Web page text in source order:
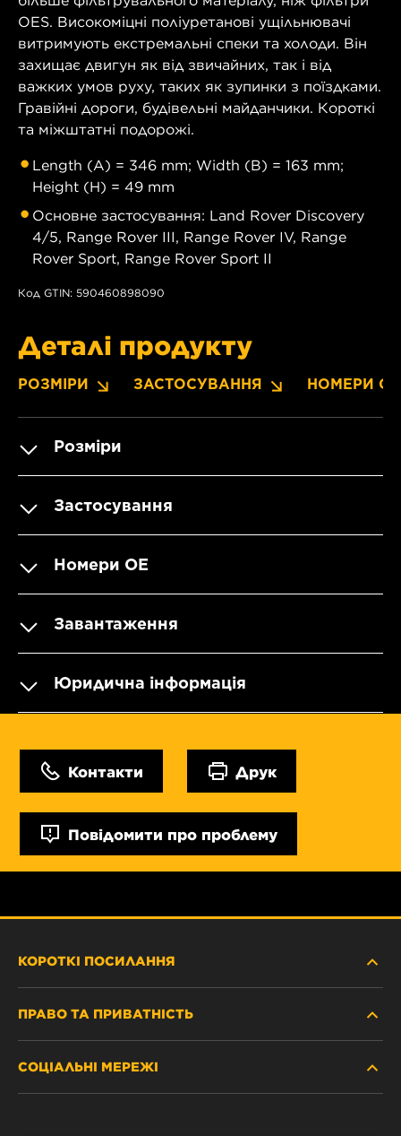
OES. Високоміцні поліуретанові ущільнювачі
витримують екстремальні спеки та холоди. Він
захищає двигун як від звичайних, так і від
важких умов руху, таких як зупинки з поїздками.
Гравійні дороги, будівельні майданчики. Короткі
та міжштатні подорожі.
Length (A) = 346 mm; Width (B) = 163 mm;
Height (H) = 49 mm
Основне застосування: Land Rover Discovery
4/5, Range Rover III, Range Rover IV, Range
Rover Sport, Range Rover Sport II
Код GTIN: 590460898090
Деталі продукту
РОЗМІРИ ЗАСТОСУВАННЯ НОМЕРИ OE
Розміри
Застосування
Номери OE
Завантаження
Юридична інформація
Контакти Друк
Повідомити про проблему
КОРОТКІ ПОСИЛАННЯ
ПРАВО ТА ПРИВАТНІСТЬ
СОЦІАЛЬНІ МЕРЕЖІ